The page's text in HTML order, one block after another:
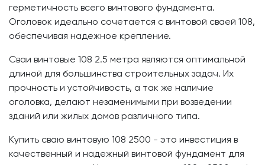
герметичность всего винтового фундамента.
Оголовок идеально сочетается с винтовой сваей 108,
обеспечивая надежное крепление.
Сваи винтовые 108 2.5 метра являются оптимальной
длиной для большинства строительных задач. Их
прочность и устойчивость, а так же наличие
оголовка, делают незаменимыми при возведении
зданий или жилых домов различного типа.
Купить сваю винтовую 108 2500 - это инвестиция в
качественный и надежный винтовой фундамент для